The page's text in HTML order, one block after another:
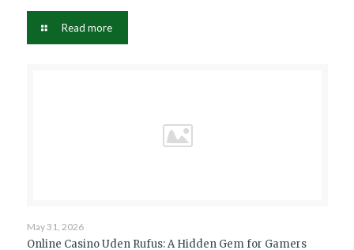
Read more
May 31, 2026
Online Casino Uden Rufus: A Hidden Gem for Gamers